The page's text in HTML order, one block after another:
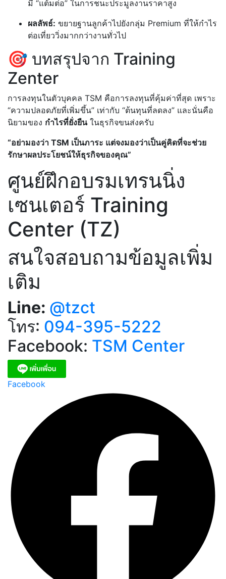
มี “แต้มต่อ” ในการชนะประมูลงานราคาสูง
ผลลัพธ์: ขยายฐานลูกค้าไปยังกลุ่ม Premium ที่ให้กำไร
ต่อเที่ยววิ่งมากกว่างานทั่วไป
🎯 บทสรุปจาก Training
Zenter
การลงทุนในตัวบุคคล TSM คือการลงทุนที่คุ้มค่าที่สุด เพราะ
“ความปลอดภัยที่เพิ่มขึ้น” เท่ากับ “ต้นทุนที่ลดลง” และนั่นคือ
นิยามของ กำไรที่ยั่งยืนในธุรกิจขนส่งครับ
“อย่ามองว่า TSM เป็นภาระ แต่จงมองว่าเป็นคู่คิดที่จะช่วย
รักษาผลประโยชน์ให้ธุรกิจของคุณ”
ศูนย์ฝึกอบรมเทรนนิ่ง
เซนเตอร์ Training
Center (TZ)
สนใจสอบถามข้อมูลเพิ่ม
เติม
Line: @tzct
โทร: 094-395-5222
Facebook: TSM Center
Facebook